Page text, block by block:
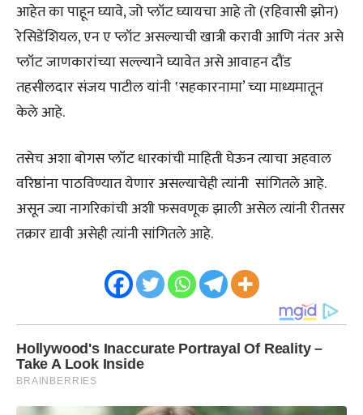
आहेत का पाहून घ्यावे, जो प्लॉट घ्यायचा आहे तो (रहिवासी झोन)
रेसिडेंशियल, एन ए प्लॉट असल्याची खात्री करावी आणि नंतर असे
प्लॉट जाणकारांच्या सल्ल्याने घ्यावेत असे आवाहन दौंड
तहसीलदार संजय पाटील यांनी ‛सहकारनामा’ च्या माध्यमातून
केले आहे.
तसेच अशा बोगस प्लॉट धारकांची माहिती घेऊन त्याचा अहवाल
वरिष्ठांना पाठविण्यात येणार असल्याचेही त्यांनी सांगितले आहे.
असून ज्या नागरिकांची अशी फसवणूक झाली असेल त्यांनी रीतसर
तक्रार द्यावी असेही त्यांनी सांगितले आहे.